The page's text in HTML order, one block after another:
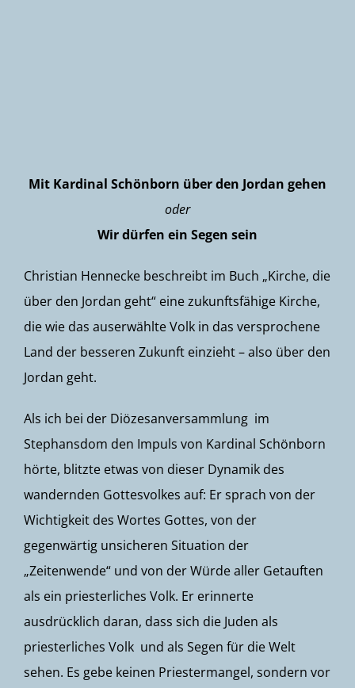
Mit Kardinal Schönborn über den Jordan gehen
oder
Wir dürfen ein Segen sein
Christian Hennecke beschreibt im Buch „Kirche, die
über den Jordan geht“ eine zukunftsfähige Kirche,
die wie das auserwählte Volk in das versprochene
Land der besseren Zukunft einzieht – also über den
Jordan geht.
Als ich bei der Diözesanversammlung im
Stephansdom den Impuls von Kardinal Schönborn
hörte, blitzte etwas von dieser Dynamik des
wandernden Gottesvolkes auf: Er sprach von der
Wichtigkeit des Wortes Gottes, von der
gegenwärtig unsicheren Situation der
„Zeitenwende“ und von der Würde aller Getauften
als ein priesterliches Volk. Er erinnerte
ausdrücklich daran, dass sich die Juden als
priesterliches Volk und als Segen für die Welt
sehen. Es gebe keinen Priestermangel, sondern vor